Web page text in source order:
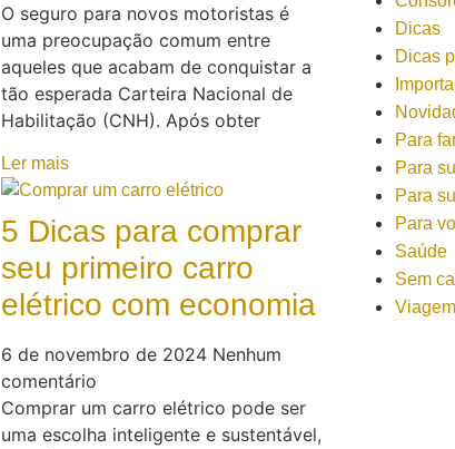
O seguro para novos motoristas é
uma preocupação comum entre
aqueles que acabam de conquistar a
tão esperada Carteira Nacional de
Habilitação (CNH). Após obter
Ler mais
5 Dicas para comprar
seu primeiro carro
elétrico com economia
6 de novembro de 2024 Nenhum
comentário
Comprar um carro elétrico pode ser
uma escolha inteligente e sustentável,
Dicas
Dicas
Para
Para
Para
Para
Saúde
Sem
Viagem